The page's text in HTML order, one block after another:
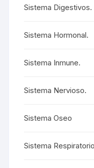
Sistema Digestivos.
Sistema Hormonal.
Sistema Inmune.
Sistema Nervioso.
Sistema Oseo
Sistema